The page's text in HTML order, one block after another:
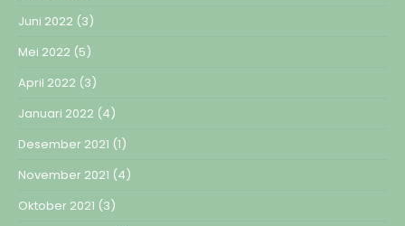
Juni 2022 (3)
Mei 2022 (5)
April 2022 (3)
Januari 2022 (4)
Desember 2021 (1)
November 2021 (4)
Oktober 2021 (3)